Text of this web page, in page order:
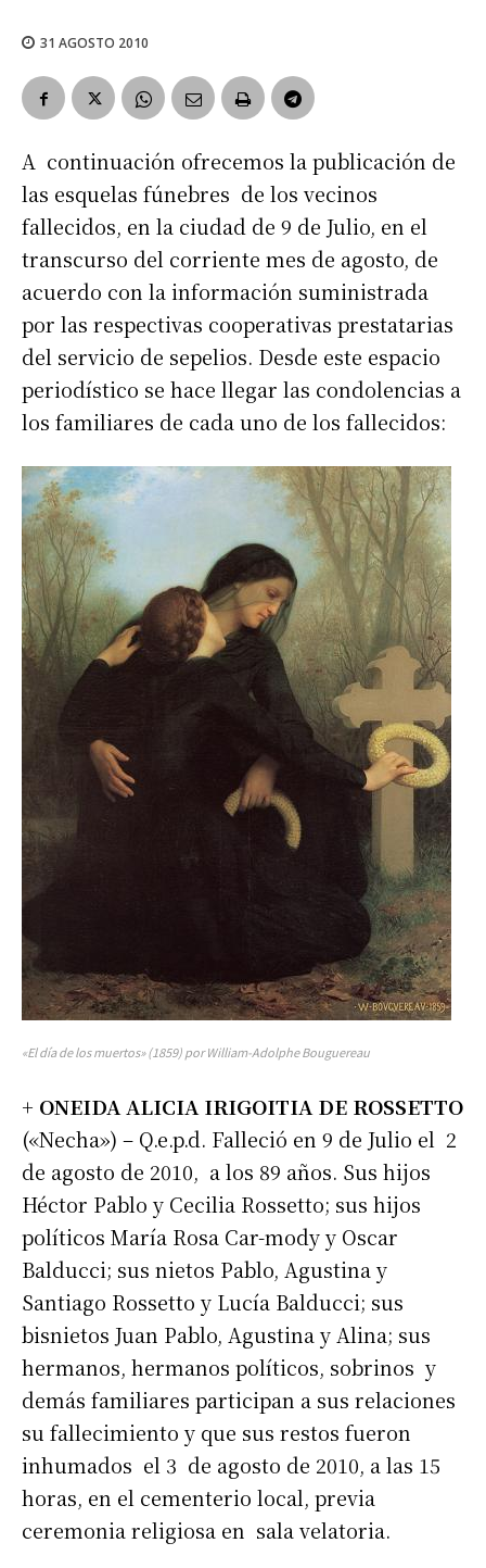
31 AGOSTO 2010
A continuación ofrecemos la publicación de
las esquelas fúnebres de los vecinos
fallecidos, en la ciudad de 9 de Julio, en el
transcurso del corriente mes de agosto, de
acuerdo con la información suministrada
por las respectivas cooperativas prestatarias
del servicio de sepelios. Desde este espacio
periodístico se hace llegar las condolencias a
los familiares de cada uno de los fallecidos:
«El día de los muertos» (1859) por William-Adolphe Bouguereau
+ ONEIDA ALICIA IRIGOITIA DE ROSSETTO
(«Necha») – Q.e.p.d. Falleció en 9 de Julio el 2
de agosto de 2010, a los 89 años. Sus hijos
Héctor Pablo y Cecilia Rossetto; sus hijos
políticos María Rosa Car-mody y Oscar
Balducci; sus nietos Pablo, Agustina y
Santiago Rossetto y Lucía Balducci; sus
bisnietos Juan Pablo, Agustina y Alina; sus
hermanos, hermanos políticos, sobrinos y
demás familiares participan a sus relaciones
su fallecimiento y que sus restos fueron
inhumados el 3 de agosto de 2010, a las 15
horas, en el cementerio local, previa
ceremonia religiosa en sala velatoria.